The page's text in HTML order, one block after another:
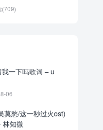
(709)
一下吗歌词 – u
06
莫愁/这一秒过火ost)
林知微